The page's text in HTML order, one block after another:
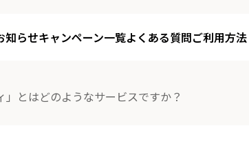
知らせキャンペーン一覧よくある質問ご利用方法
」とはどのようなサービスですか？